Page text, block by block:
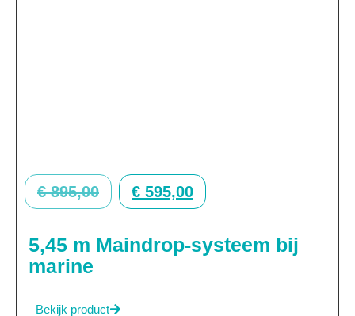
€895,00 € 595,00
5,45 m Maindrop-systeem bij
marine
Bekijk product